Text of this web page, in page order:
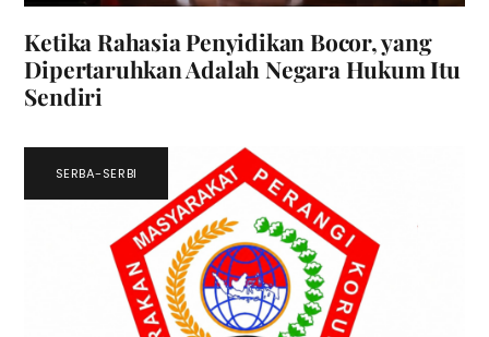
Ketika Rahasia Penyidikan Bocor, yang
Dipertaruhkan Adalah Negara Hukum Itu
Sendiri
SERBA-SERBI